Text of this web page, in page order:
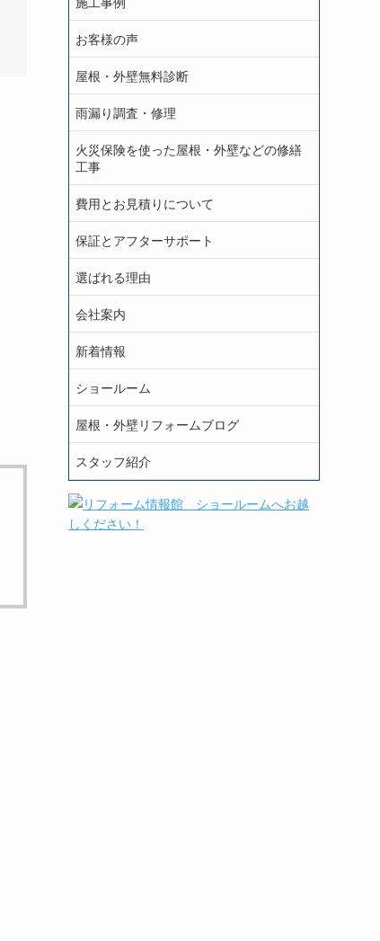
お客様の声
屋根・外壁無料診断
雨漏り調査・修理
火災保険を使った屋根・外壁などの修繕
工事
費用とお見積りについて
保証とアフターサポート
選ばれる理由
会社案内
新着情報
ショールーム
屋根・外壁リフォームブログ
スタッフ紹介